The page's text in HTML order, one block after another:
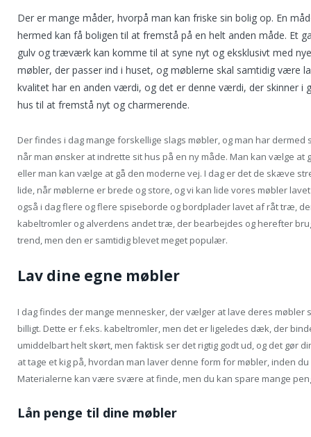
Der er mange måder, hvorpå man kan friske sin bolig op. En
hermed kan få boligen til at fremstå på en helt anden måde. Et
gulv og træværk kan komme til at syne nyt og eksklusivt med
møbler, der passer ind i huset, og møblerne skal samtidig være
kvalitet har en anden værdi, og det er denne værdi, der skinner i
hus til at fremstå nyt og charmerende.
Der findes i dag mange forskellige slags møbler, og man har
når man ønsker at indrette sit hus på en ny måde. Man kan vælge
eller man kan vælge at gå den moderne vej. I dag er det de skæve
lide, når møblerne er brede og store, og vi kan lide vores møbler
også i dag flere og flere spiseborde og bordplader lavet af råt træ,
kabeltromler og alverdens andet træ, der bearbejdes og herefter
trend, men den er samtidig blevet meget populær.
Lav dine egne møbler
I dag findes der mange mennesker, der vælger at lave deres
billigt. Dette er f.eks. kabeltromler, men det er ligeledes dæk, der
umiddelbart helt skørt, men faktisk ser det rigtig godt ud, og det gør
at tage et kig på, hvordan man laver denne form for møbler, inden
Materialerne kan være svære at finde, men du kan spare mange
Lån penge til dine møbler